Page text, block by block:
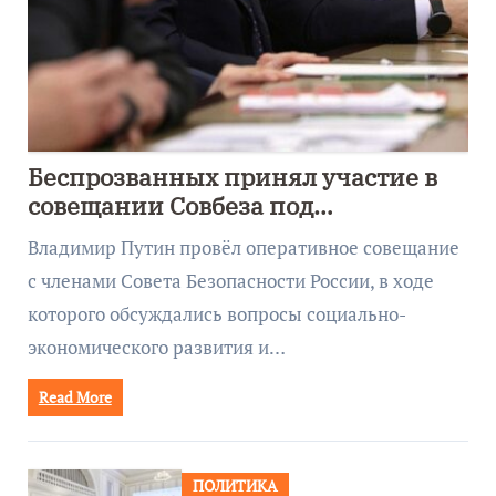
Беспрозванных принял участие в
совещании Совбеза под
руководством Путина
Владимир Путин провёл оперативное совещание
с членами Совета Безопасности России, в ходе
которого обсуждались вопросы социально-
экономического развития и…
Read More
ПОЛИТИКА